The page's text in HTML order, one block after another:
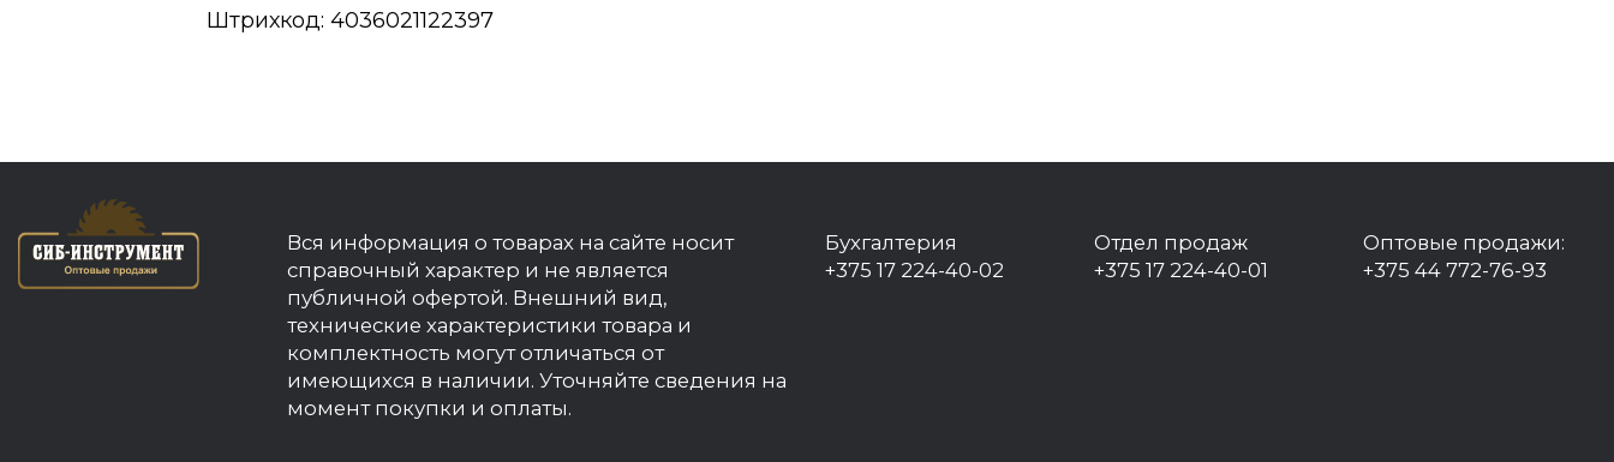
Штрихкод: 4036021122397
Вся информация о товарах на сайте носит
справочный характер и не является
публичной офертой. Внешний вид,
технические характеристики товара и
комплектность могут отличаться от
имеющихся в наличии. Уточняйте сведения на
момент покупки и оплаты.
Бухгалтерия
+375 17 224-40-02
Отдел продаж
+375 17 224-40-01
Оптовые продажи:
+375 44 772-76-93